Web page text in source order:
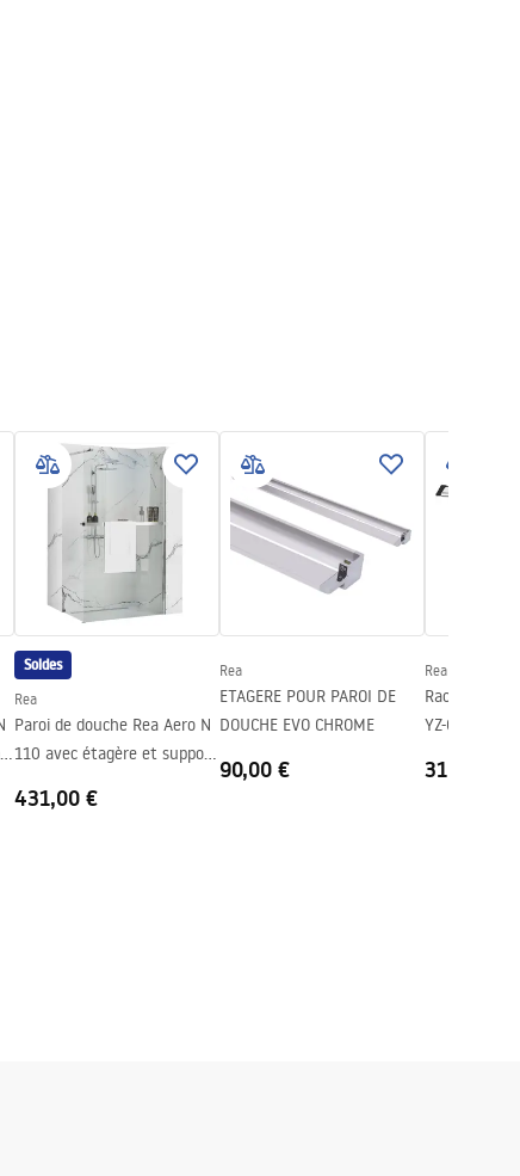
Soldes
Rea
Paroi de douche Rea Aero N
110 avec étagère et support
431,00 €
Rea
ETAGERE POUR PAROI DE
DOUCHE EVO CHROME
90,00 €
Rea
Raclette de
YZ-G04
31,00 €